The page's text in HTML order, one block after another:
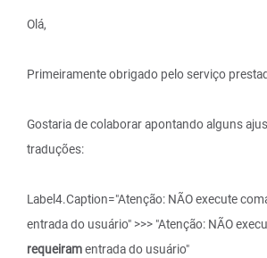
Olá,
Primeiramente obrigado pelo serviço
Gostaria de colaborar apontando alguns
traduções:
Label4.Caption="Atenção: NÃO execute
entrada do usuário" >>> "Atenção: NÃO
requeiramentrada do usuário"